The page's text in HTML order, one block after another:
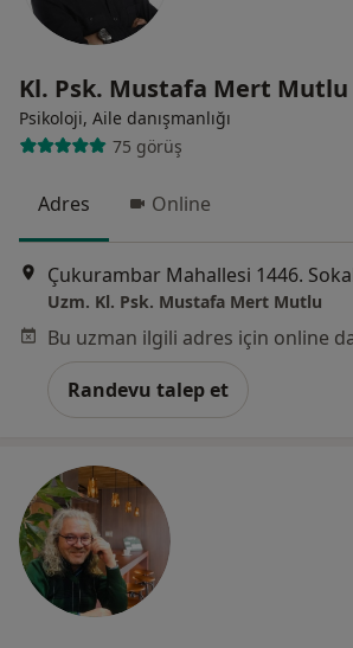
Kl. Psk. Mustafa Mert Mutlu
Psikoloji, Aile danışmanlığı
75 görüş
Adres Online
Uzm. Kl. Psk. Mustafa Mert Mutlu
Randevu talep et